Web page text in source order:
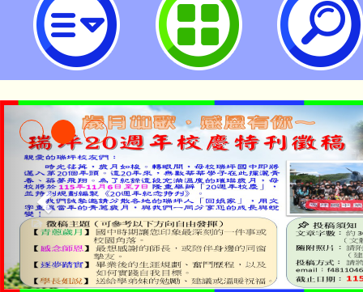
驗營」-桃園市立瑞坪國民中學
淨零綠生活教案入校路